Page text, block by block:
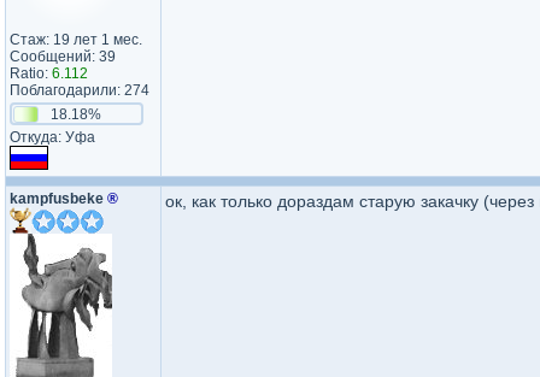
Стаж: 19 лет 1 мес.
Сообщений: 39
Ratio: 6.112
Поблагодарили: 274
18.18%
Откуда: Уфа
kampfusbeke ® ок, как только дораздам старую закачку